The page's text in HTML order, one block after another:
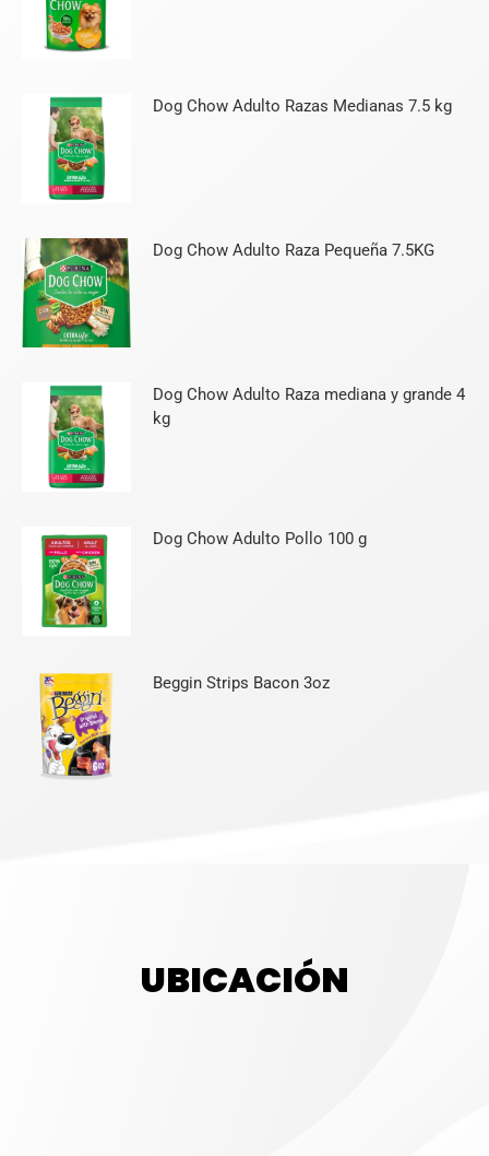
Dog Chow Adulto Razas Medianas 7.5 kg
Dog Chow Adulto Raza Pequeña 7.5KG
Dog Chow Adulto Raza mediana y grande 4
kg
Dog Chow Adulto Pollo 100 g
Beggin Strips Bacon 3oz
UBICACIÓN